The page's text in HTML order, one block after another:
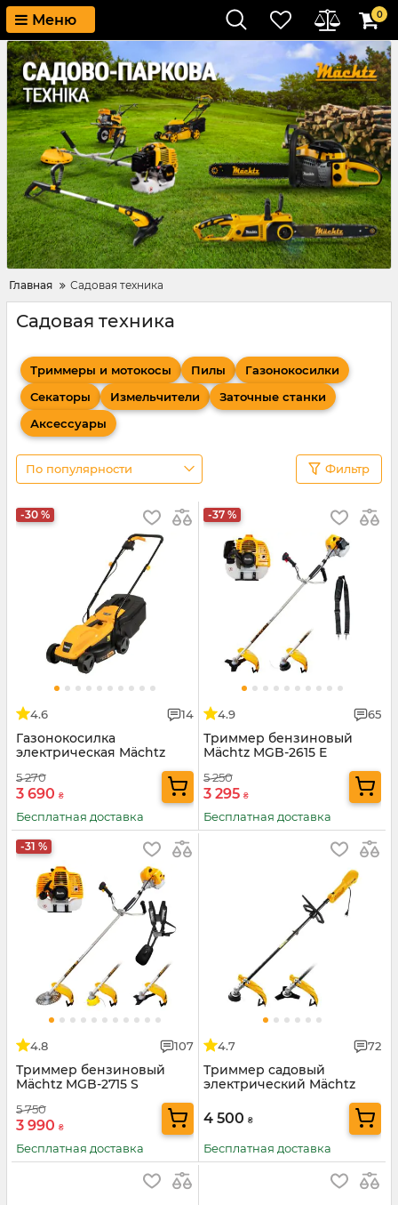
Меню 0
Главная Садовая техника
Садовая техника
Триммеры и мотокосы Пилы
Газонокосилки
Секаторы
Измельчители
Заточные станки
Аксессуары
По популярности Фильтр
-30 %
4.6 14
Газонокосилка
электрическая Mächtz
5 270
3 690 ₴
Бесплатная доставка
-37 %
4.9 65
Триммер бензиновый
Mächtz MGB-2615 E
5 250
3 295 ₴
Бесплатная доставка
-31 %
4.8 107
Триммер бензиновый
Mächtz MGB-2715 S
5 750
3 990 ₴
Бесплатная доставка
4.7 72
Триммер садовый
электрический Mächtz
4 500 ₴
Бесплатная доставка